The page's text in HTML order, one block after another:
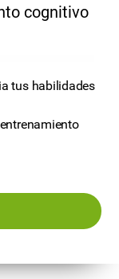
cognitivo
tus habilidades